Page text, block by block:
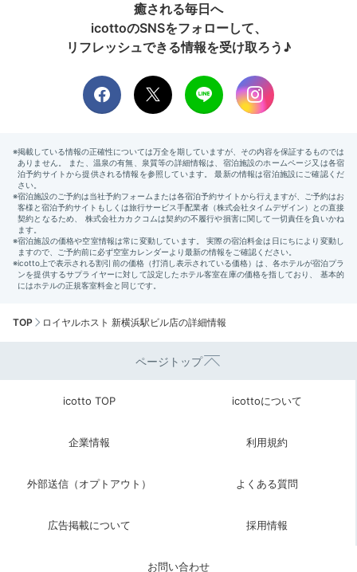
癒される毎日へ
icottoのSNSをフォローして、
リフレッシュできる情報を受け取ろう♪
TOP ロイヤルホスト 新横浜駅ビル店の詳細情報
ページトップ
icotto TOP icottoについて
企業情報 利用規約
外部送信（オプトアウト） よくある質問
広告掲載について 採用情報
お問い合わせ